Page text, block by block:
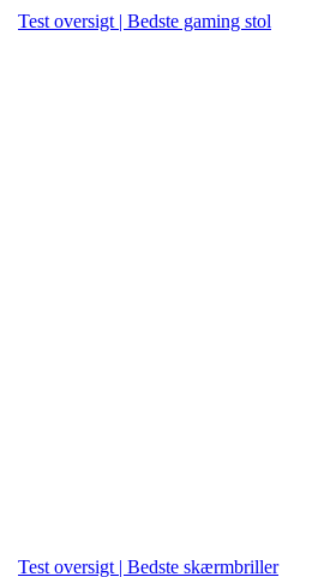
Test oversigt | Bedste gaming stol
Test oversigt | Bedste skærmbriller